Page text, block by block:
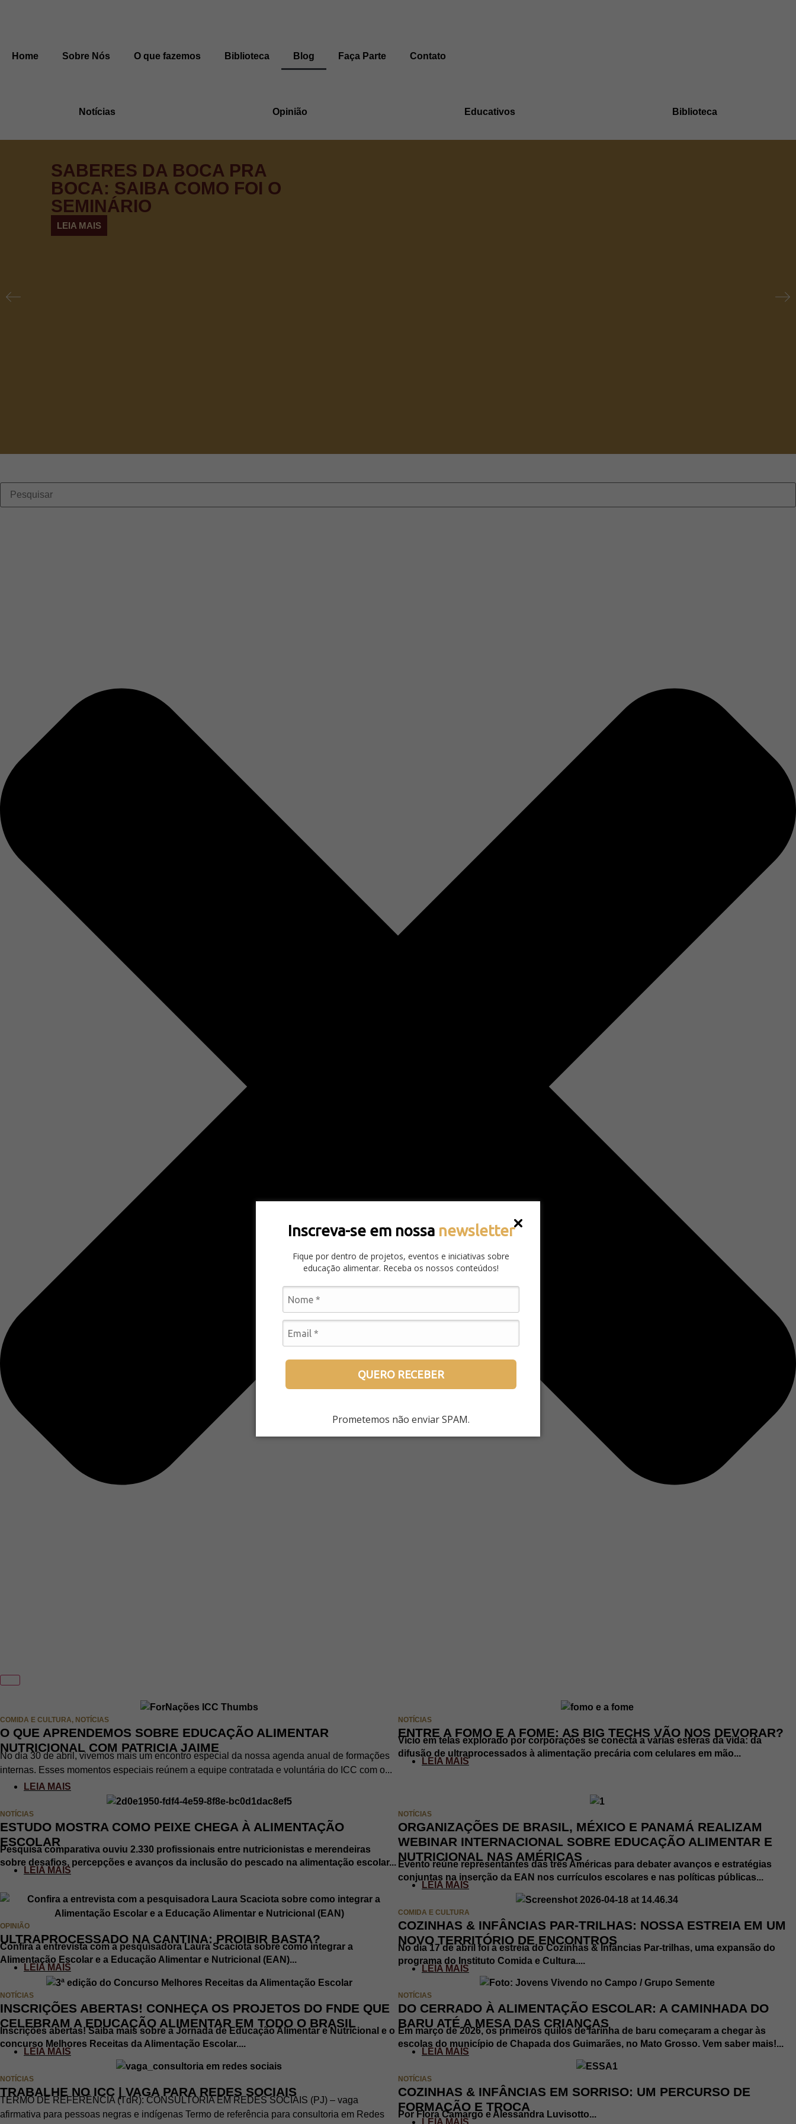
Inscreva-se em nossa newsletter
Fique por dentro de projetos, eventos e iniciativas sobre
educação alimentar. Receba os nossos conteúdos!
QUERO RECEBER
Prometemos não enviar SPAM.
Home Sobre Nós O que fazemos Biblioteca Blog Faça Parte Contato
Notícias Opinião Educativos Biblioteca
SABERES DA BOCA PRA
BOCA: SAIBA COMO FOI O
SEMINÁRIO
LEIA MAIS
COMIDA E CULTURA, NOTÍCIAS
O QUE APRENDEMOS SOBRE EDUCAÇÃO ALIMENTAR
NUTRICIONAL COM PATRICIA JAIME
No dia 30 de abril, vivemos mais um encontro especial da nossa agenda anual de formações
internas. Esses momentos especiais reúnem a equipe contratada e voluntária do ICC com o...
LEIA MAIS
NOTÍCIAS
ENTRE A FOMO E A FOME: AS BIG TECHS VÃO NOS DEVORAR?
Vício em telas explorado por corporações se conecta a várias esferas da vida: da
difusão de ultraprocessados à alimentação precária com celulares em mão...
LEIA MAIS
NOTÍCIAS
ESTUDO MOSTRA COMO PEIXE CHEGA À ALIMENTAÇÃO
ESCOLAR
Pesquisa comparativa ouviu 2.330 profissionais entre nutricionistas e merendeiras
sobre desafios, percepções e avanços da inclusão do pescado na alimentação escolar...
LEIA MAIS
NOTÍCIAS
ORGANIZAÇÕES DE BRASIL, MÉXICO E PANAMÁ REALIZAM
WEBINAR INTERNACIONAL SOBRE EDUCAÇÃO ALIMENTAR E
NUTRICIONAL NAS AMÉRICAS
Evento reúne representantes das três Américas para debater avanços e estratégias
conjuntas na inserção da EAN nos currículos escolares e nas políticas públicas...
LEIA MAIS
OPINIÃO
ULTRAPROCESSADO NA CANTINA: PROIBIR BASTA?
Confira a entrevista com a pesquisadora Laura Scaciota sobre como integrar a
Alimentação Escolar e a Educação Alimentar e Nutricional (EAN)...
LEIA MAIS
COMIDA E CULTURA
COZINHAS & INFÂNCIAS PAR-TRILHAS: NOSSA ESTREIA EM UM
NOVO TERRITÓRIO DE ENCONTROS
No dia 17 de abril foi a estreia do Cozinhas & Infâncias Par-trilhas, uma expansão do
programa do Instituto Comida e Cultura....
LEIA MAIS
NOTÍCIAS
INSCRIÇÕES ABERTAS! CONHEÇA OS PROJETOS DO FNDE QUE
CELEBRAM A EDUCAÇÃO ALIMENTAR EM TODO O BRASIL
Inscrições abertas! Saiba mais sobre a Jornada de Educação Alimentar e Nutricional e o
concurso Melhores Receitas da Alimentação Escolar....
LEIA MAIS
NOTÍCIAS
DO CERRADO À ALIMENTAÇÃO ESCOLAR: A CAMINHADA DO
BARU ATÉ A MESA DAS CRIANÇAS
Em março de 2026, os primeiros quilos de farinha de baru começaram a chegar às
escolas do município de Chapada dos Guimarães, no Mato Grosso. Vem saber mais!...
LEIA MAIS
NOTÍCIAS
TRABALHE NO ICC | VAGA PARA REDES SOCIAIS
TERMO DE REFERÊNCIA (TdR): CONSULTORIA EM REDES SOCIAIS (PJ) – vaga
afirmativa para pessoas negras e indígenas Termo de referência para consultoria em Redes
NOTÍCIAS
COZINHAS & INFÂNCIAS EM SORRISO: UM PERCURSO DE
FORMAÇÃO E TROCA
Por Flora Camargo e Alessandra Luvisotto...